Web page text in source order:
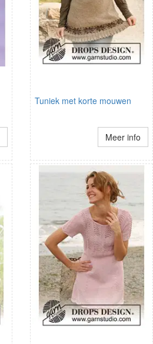
Tuniek met korte mouwen
Meer info